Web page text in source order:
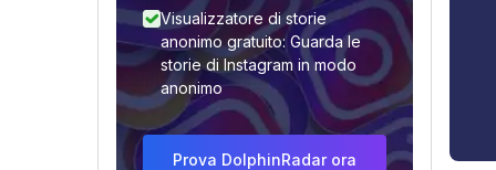
Visualizzatore di storie
anonimo gratuito: Guarda le
storie di Instagram in modo
anonimo
Prova DolphinRadar ora